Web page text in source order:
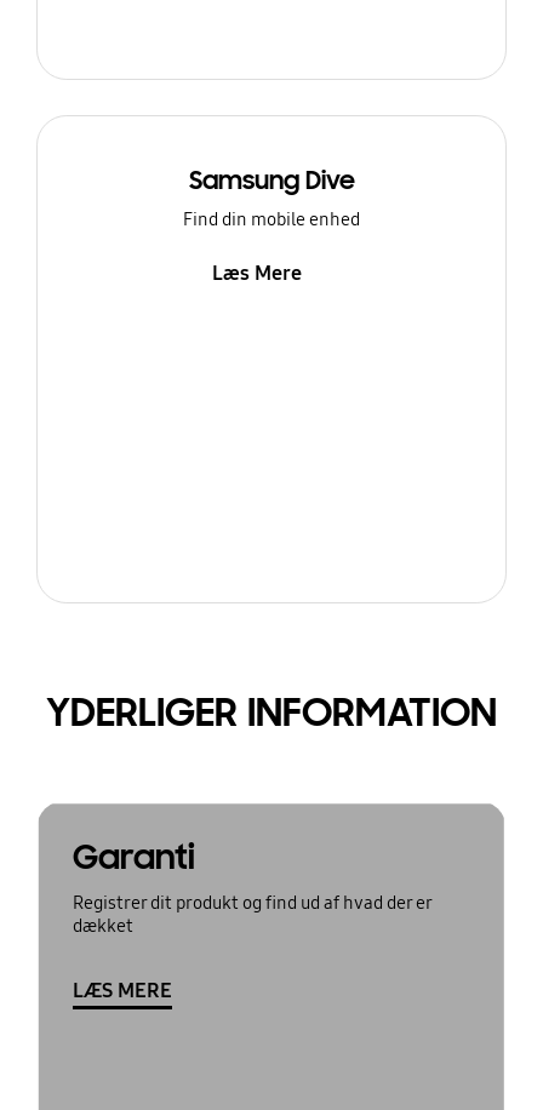
Samsung Dive
Find din mobile enhed
Læs Mere
YDERLIGER INFORMATION
Garanti
Registrer dit produkt og find ud af hvad der er
dækket
LÆS MERE